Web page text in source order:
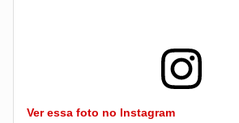
Ver essa foto no Instagram